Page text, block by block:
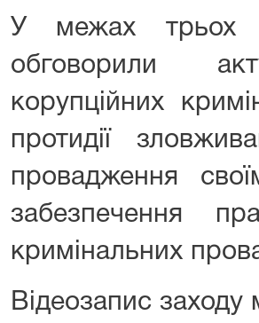
У межах трьох
обговорили
корупційних
протидії
провадження
забезпечення
кримінальних
Відеозапис